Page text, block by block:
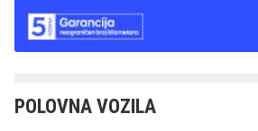
POLOVNA VOZILA